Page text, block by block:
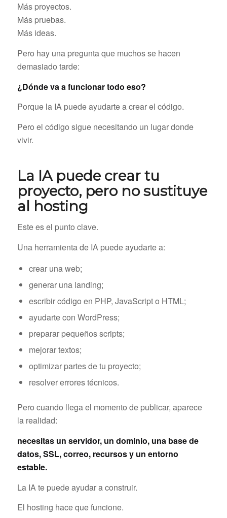
Más proyectos.
Más pruebas.
Más ideas.
Pero hay una pregunta que muchos se hacen
demasiado tarde:
¿Dónde va a funcionar todo eso?
Porque la IA puede ayudarte a crear el código.
Pero el código sigue necesitando un lugar donde
vivir.
La IA puede crear tu
proyecto, pero no sustituye
al hosting
Este es el punto clave.
Una herramienta de IA puede ayudarte a:
crear una web;
generar una landing;
escribir código en PHP, JavaScript o HTML;
ayudarte con WordPress;
preparar pequeños scripts;
mejorar textos;
optimizar partes de tu proyecto;
resolver errores técnicos.
Pero cuando llega el momento de publicar, aparece
la realidad:
necesitas un servidor, un dominio, una base de
datos, SSL, correo, recursos y un entorno
estable.
La IA te puede ayudar a construir.
El hosting hace que funcione.